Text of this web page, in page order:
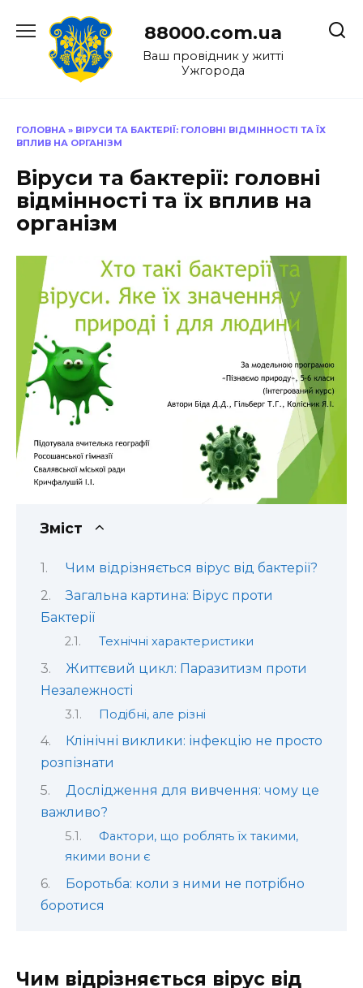
до
88000.com.ua
Ваш провідник у житті
Ужгорода
ГОЛОВНА » ВІРУСИ ТА БАКТЕРІЇ: ГОЛОВНІ ВІДМІННОСТІ ТА ЇХ
ВПЛИВ НА ОРГАНІЗМ
Віруси та бактерії: головні
відмінності та їх вплив на
організм
Зміст
Чим відрізняється вірус від бактерії?
Загальна картина: Вірус проти
Бактерії
Технічні характеристики
Життєвий цикл: Паразитизм проти
Незалежності
Подібні, але різні
Клінічні виклики: інфекцію не просто
розпізнати
Дослідження для вивчення: чому це
важливо?
Фактори, що роблять їх такими,
якими вони є
Боротьба: коли з ними не потрібно
боротися
Чим відрізняється вірус від